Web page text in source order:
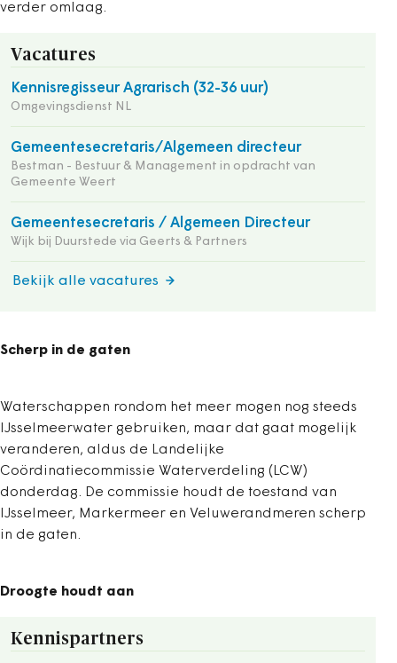
verder omlaag.
Vacatures
Kennisregisseur Agrarisch (32-36 uur)
Omgevingsdienst NL
Gemeentesecretaris/Algemeen directeur
Bestman - Bestuur & Management in opdracht van
Gemeente Weert
Gemeentesecretaris / Algemeen Directeur
Wijk bij Duurstede via Geerts & Partners
Bekijk alle vacatures
Scherp in de gaten
Waterschappen rondom het meer mogen nog steeds
IJsselmeerwater gebruiken, maar dat gaat mogelijk
veranderen, aldus de Landelijke
Coördinatiecommissie Waterverdeling (LCW)
donderdag. De commissie houdt de toestand van
IJsselmeer, Markermeer en Veluwerandmeren scherp
in de gaten.
Droogte houdt aan
Kennispartners